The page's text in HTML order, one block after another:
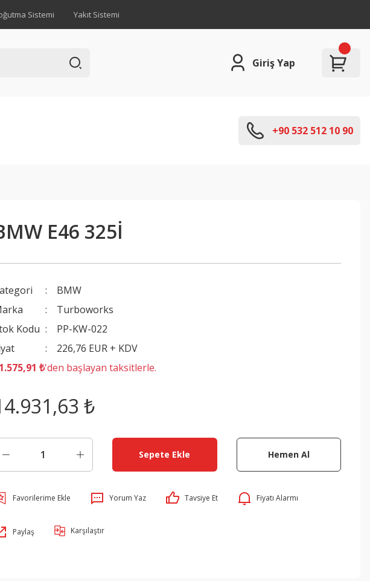
Sistemi Yakıt Sistemi
Giriş Yap
+90 532 512 10 90
E46 325İ
BMW
Turboworks
Kodu
PP-KW-022
226,76 EUR + KDV
1.575,91 ₺'den başlayan taksitlerle.
₺
Sepete Ekle Hemen Al
Yorum Yaz Tavsiye Et Fiyatı Alarmı
Paylaş Karşılaştır